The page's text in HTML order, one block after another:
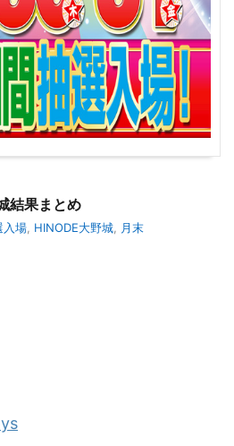
結果まとめ
入場 HINODE大野城 月末